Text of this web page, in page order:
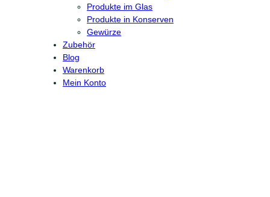
Produkte im Glas
Produkte in Konserven
Gewürze
Zubehör
Blog
Warenkorb
Mein Konto